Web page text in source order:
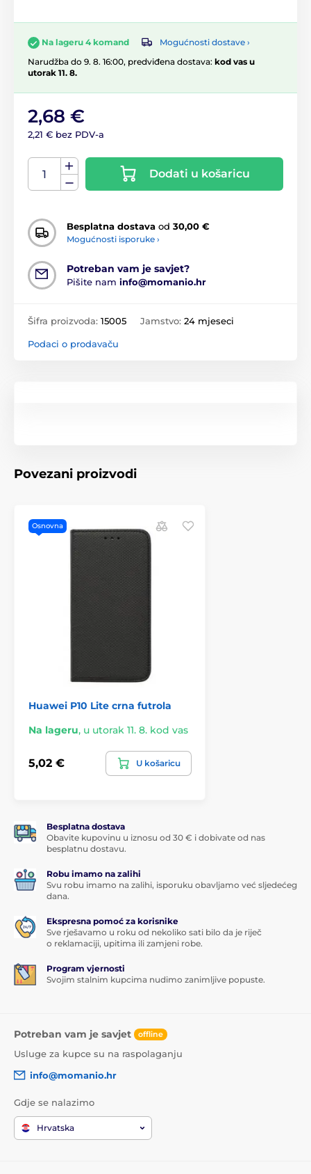
Na lageru 4 komand
Mogućnosti dostave ›
Narudžba do 9. 8. 16:00, predviđena dostava: kod vas u
utorak 11. 8.
2,68 €
2,21 € bez PDV-a
Dodati u košaricu
Besplatna dostava od 30,00 €
Mogućnosti isporuke ›
Potreban vam je savjet?
Pišite nam info@momanio.hr
Šifra proizvoda: 15005 Jamstvo: 24 mjeseci
Podaci o prodavaču
Povezani proizvodi
Osnovna
Huawei P10 Lite crna futrola
Na lageru, u utorak 11. 8. kod vas
5,02 € U košaricu
Besplatna dostava
Obavite kupovinu u iznosu od 30 € i dobivate od nas
besplatnu dostavu.
Robu imamo na zalihi
Svu robu imamo na zalihi, isporuku obavljamo već sljedećeg
dana.
Ekspresna pomoć za korisnike
Sve rješavamo u roku od nekoliko sati bilo da je riječ
o reklamaciji, upitima ili zamjeni robe.
Program vjernosti
Svojim stalnim kupcima nudimo zanimljive popuste.
Potreban vam je savjet offline
Usluge za kupce su na raspolaganju
info@momanio.hr
Gdje se nalazimo
Hrvatska